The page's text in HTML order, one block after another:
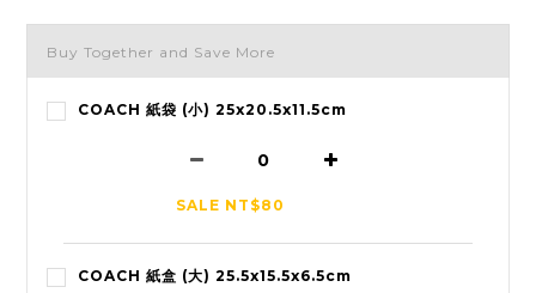
Buy Together and Save More
COACH 紙袋 (小) 25x20.5x11.5cm
SALE NT$80
COACH 紙盒 (大) 25.5x15.5x6.5cm